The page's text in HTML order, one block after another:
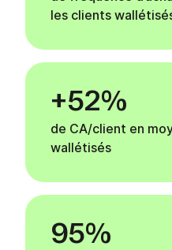
les clients
+52%
de CA/client en
wallétisés
95%